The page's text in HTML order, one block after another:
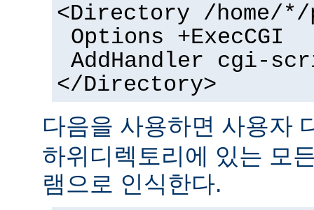
<Directory /home/
Options +ExecCGI
AddHandler cgi-
</Directory>
다음을 사용하면 사용자
하위디렉토리에 있는 모
램으로 인식한다.